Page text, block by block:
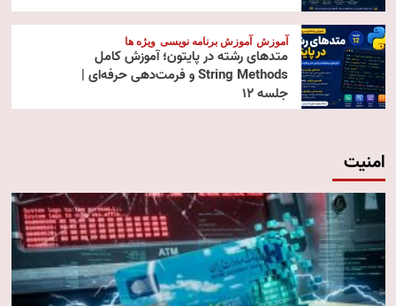
آموزش آموزش برنامه نویسی ویژه ها
متدهای رشته در پایتون؛ آموزش کامل
String Methods و فرمت‌دهی حرفه‌ای |
جلسه ۱۲
امنیت